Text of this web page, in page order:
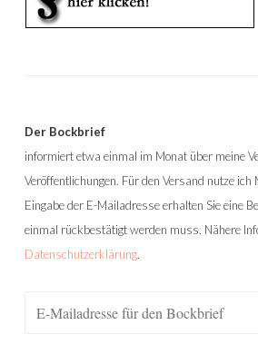
Der Bockbrief
informiert etwa einmal im Monat über meine
Veröffentlichungen. Für den Versand nutze
Eingabe der E-Mailadresse erhalten Sie eine
einmal rückbestätigt werden muss. Nähere
Datenschutzerklärung.